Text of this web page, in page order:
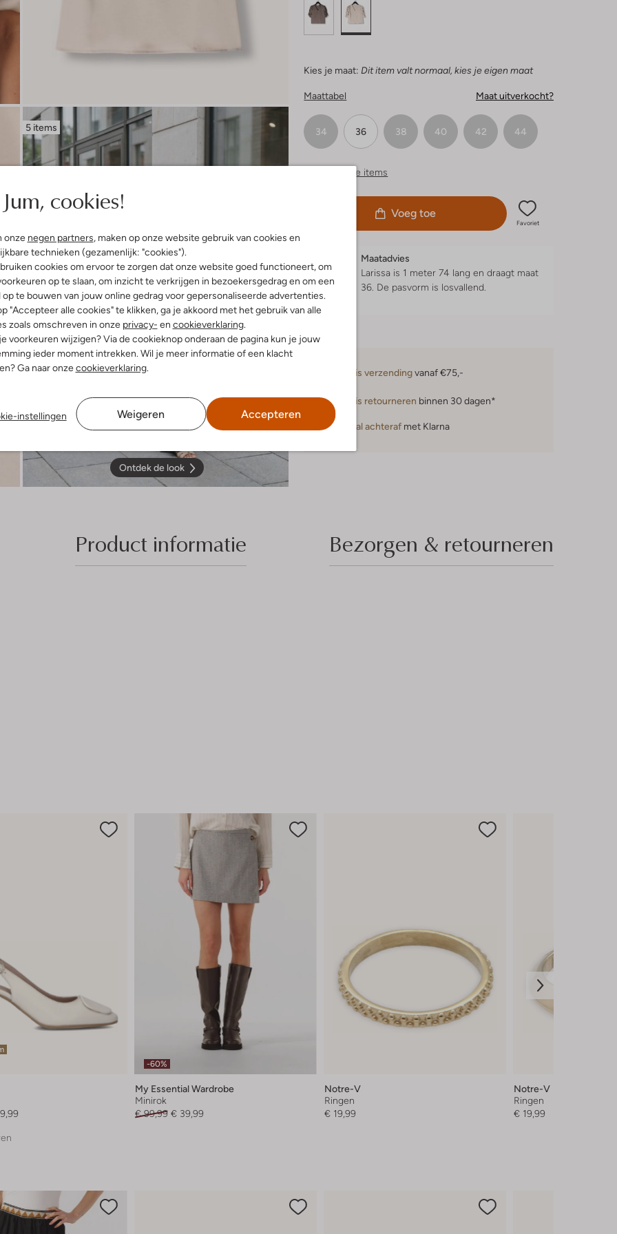
Jum, cookies!
onze negen partners, maken op onze website gebruik van cookies en
technieken (gezamenlijk: "cookies").
cookies om ervoor te zorgen dat onze website goed functioneert, om
op te slaan, om inzicht te verkrijgen in bezoekersgedrag en om een
op te bouwen van jouw online gedrag voor gepersonaliseerde advertenties.
"Accepteer alle cookies" te klikken, ga je akkoord met het gebruik van alle
zoals omschreven in onze privacy- en cookieverklaring.
voorkeuren wijzigen? Via de cookieknop onderaan de pagina kun je jouw
ieder moment intrekken. Wil je meer informatie of een klacht
Ga naar onzecookieverklaring.
instellingen Weigeren Accepteren
5 items
Ontdek de look
Kies je maat: Dit item valt normaal, kies je eigen maat
Maattabel Maat uitverkocht?
34 36 38 40 42 44
Vergelijkbare items
Voeg toe
Favoriet
Maatadvies
Larissa is 1 meter 74 lang en draagt maat
36. De pasvorm is losvallend.
Gratis verzendingvanaf €75,-
Gratis retourneren binnen 30 dagen*
Betaal achteraf met Klarna
Product informatie Bezorgen & retourneren
-60%
My Essential Wardrobe
Minirok
€ 99,99 € 39,99
Notre-V
Ringen
€ 19,99
Notre-V
Ringen
€ 19,99